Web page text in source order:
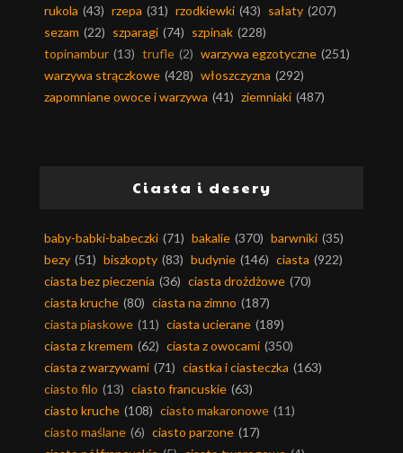
rukola (43) rzepa (31) rzodkiewki (43) sałaty (207)
sezam (22) szparagi (74) szpinak (228)
topinambur (13) trufle (2) warzywa egzotyczne (251)
warzywa strączkowe (428) włoszczyzna (292)
zapomniane owoce i warzywa (41) ziemniaki (487)
Ciasta i desery
baby-babki-babeczki (71) bakalie (370) barwniki (35)
bezy (51) biszkopty (83) budynie (146) ciasta (922)
ciasta bez pieczenia (36) ciasta drożdżowe (70)
ciasta kruche (80) ciasta na zimno (187)
ciasta piaskowe (11) ciasta ucierane (189)
ciasta z kremem (62) ciasta z owocami (350)
ciasta z warzywami (71) ciastka i ciasteczka (163)
ciasto filo (13) ciasto francuskie (63)
ciasto kruche (108) ciasto makaronowe (11)
ciasto maślane (6) ciasto parzone (17)